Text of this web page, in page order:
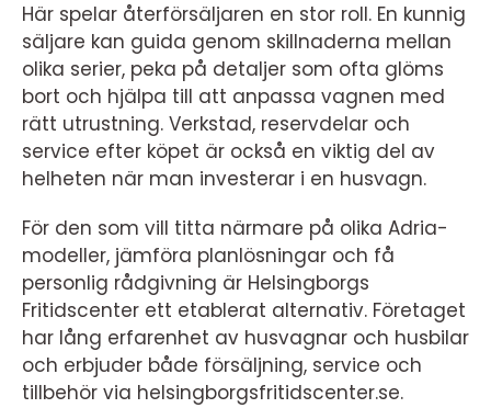
Här spelar återförsäljaren en stor roll. En kunnig
säljare kan guida genom skillnaderna mellan
olika serier, peka på detaljer som ofta glöms
bort och hjälpa till att anpassa vagnen med
rätt utrustning. Verkstad, reservdelar och
service efter köpet är också en viktig del av
helheten när man investerar i en husvagn.
För den som vill titta närmare på olika Adria-
modeller, jämföra planlösningar och få
personlig rådgivning är Helsingborgs
Fritidscenter ett etablerat alternativ. Företaget
har lång erfarenhet av husvagnar och husbilar
och erbjuder både försäljning, service och
tillbehör via helsingborgsfritidscenter.se.